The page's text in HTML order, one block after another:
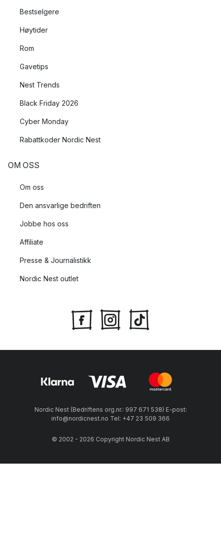
Bestselgere
Høytider
Rom
Gavetips
Nest Trends
Black Friday 2026
Cyber Monday
Rabattkoder Nordic Nest
OM OSS
Om oss
Den ansvarlige bedriften
Jobbe hos oss
Affiliate
Presse & Journalistikk
Nordic Nest outlet
Nordic Nest (Bedriftens org.nr.: 997 671 538) E-post:
info@nordicnest.no Tel: +47 23 509 366
© 2002 - 2026 Copyright Nordic Nest AB